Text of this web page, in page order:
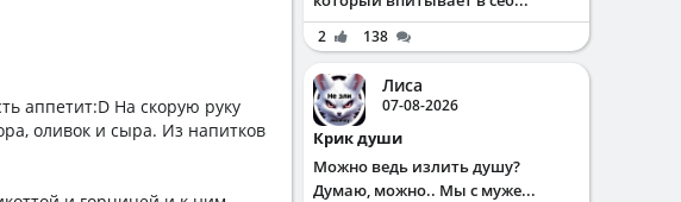
аппетит:D На скорую руку
оливок и сыра. Из напитков
2 138
Лиса
07-08-2026
Крик души
Можно ведь излить душу?
Думаю, можно.. Мы с муже...